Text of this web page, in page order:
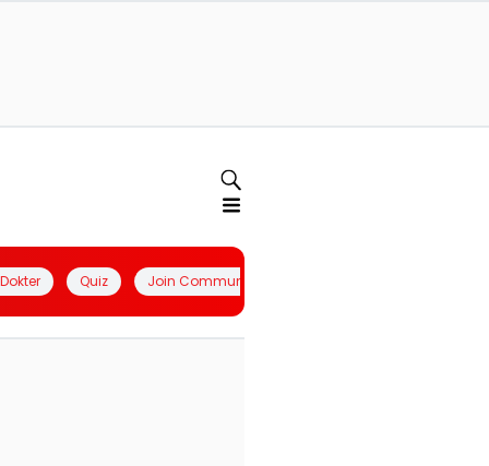
Quiz Join Community